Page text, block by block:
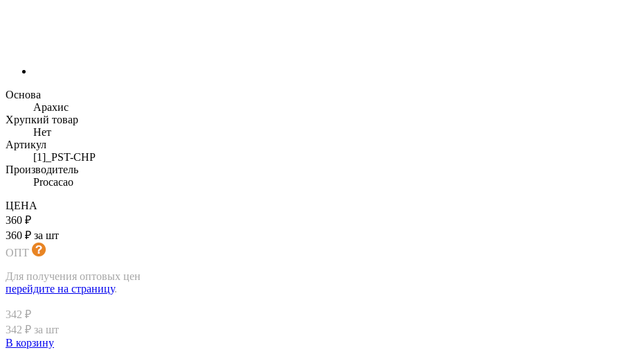
Основа
Арахис
Хрупкий товар
Нет
Артикул
[1]_PST-CHP
Производитель
Procacao
ЦЕНА
360 ₽
360 ₽ за шт
ОПТ
Для получения оптовых цен
перейдите на страницу.
342 ₽
342 ₽ за шт
В корзину